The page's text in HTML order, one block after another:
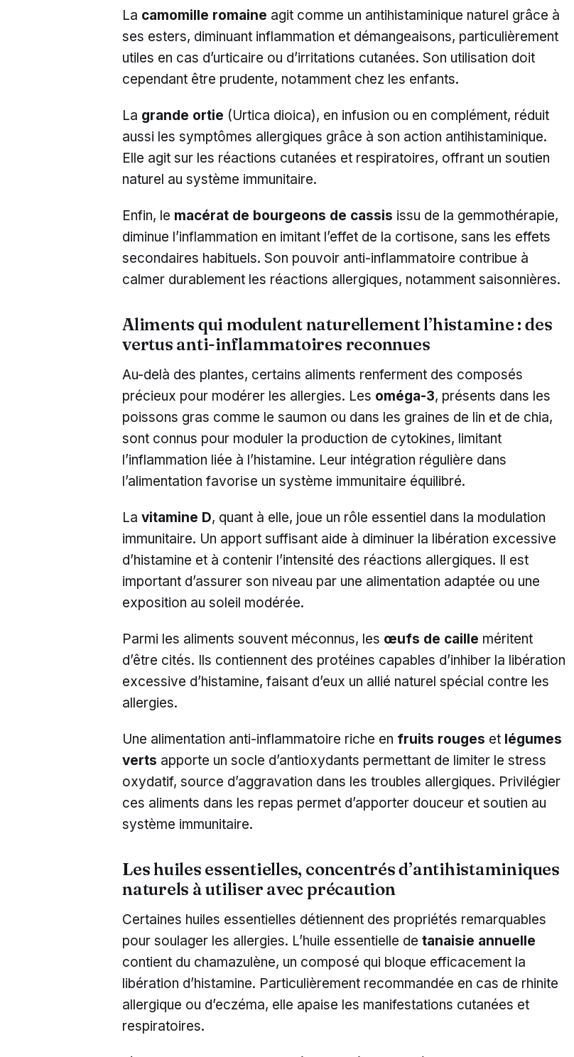
La camomille romaine agit comme un antihistaminique naturel grâce à
ses esters, diminuant inflammation et démangeaisons, particulièrement
utiles en cas d’urticaire ou d’irritations cutanées. Son utilisation doit
cependant être prudente, notamment chez les enfants.
La grande ortie (Urtica dioica), en infusion ou en complément, réduit
aussi les symptômes allergiques grâce à son action antihistaminique.
Elle agit sur les réactions cutanées et respiratoires, offrant un soutien
naturel au système immunitaire.
Enfin, le macérat de bourgeons de cassis issu de la gemmothérapie,
diminue l’inflammation en imitant l’effet de la cortisone, sans les effets
secondaires habituels. Son pouvoir anti-inflammatoire contribue à
calmer durablement les réactions allergiques, notamment saisonnières.
Aliments qui modulent naturellement l’histamine : des
vertus anti-inflammatoires reconnues
Au-delà des plantes, certains aliments renferment des composés
précieux pour modérer les allergies. Les oméga-3, présents dans les
poissons gras comme le saumon ou dans les graines de lin et de chia,
sont connus pour moduler la production de cytokines, limitant
l’inflammation liée à l’histamine. Leur intégration régulière dans
l’alimentation favorise un système immunitaire équilibré.
La vitamine D, quant à elle, joue un rôle essentiel dans la modulation
immunitaire. Un apport suffisant aide à diminuer la libération excessive
d’histamine et à contenir l’intensité des réactions allergiques. Il est
important d’assurer son niveau par une alimentation adaptée ou une
exposition au soleil modérée.
Parmi les aliments souvent méconnus, les œufs de caille méritent
d’être cités. Ils contiennent des protéines capables d’inhiber la libération
excessive d’histamine, faisant d’eux un allié naturel spécial contre les
allergies.
Une alimentation anti-inflammatoire riche en fruits rouges et légumes
verts apporte un socle d’antioxydants permettant de limiter le stress
oxydatif, source d’aggravation dans les troubles allergiques. Privilégier
ces aliments dans les repas permet d’apporter douceur et soutien au
système immunitaire.
Les huiles essentielles, concentrés d’antihistaminiques
naturels à utiliser avec précaution
Certaines huiles essentielles détiennent des propriétés remarquables
pour soulager les allergies. L’huile essentielle de tanaisie annuelle
contient du chamazulène, un composé qui bloque efficacement la
libération d’histamine. Particulièrement recommandée en cas de rhinite
allergique ou d’eczéma, elle apaise les manifestations cutanées et
respiratoires.